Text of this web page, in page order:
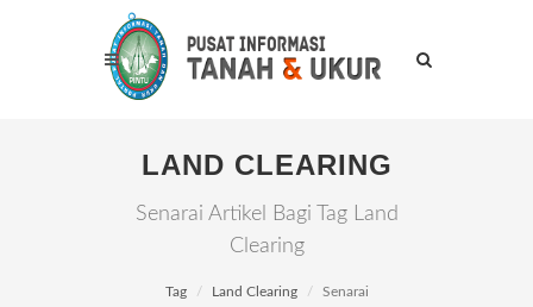
LAND CLEARING
Senarai Artikel Bagi Tag Land
Clearing
Tag Land Clearing Senarai